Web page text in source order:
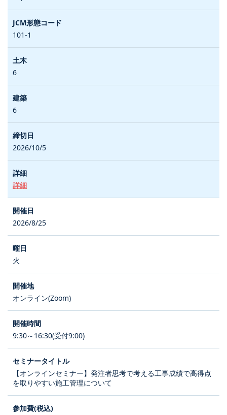
101-1
6
6
2026/10/5
詳細
2026/8/25
火
オンライン(Zoom)
9:30～16:30(受付9:00)
【オンラインセミナー】発注者思考で考える工事成績で高得点
を取りやすい施工管理について